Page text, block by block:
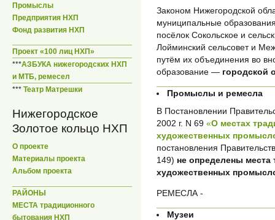
Промыслы
Предприятия НХП
Фонд развития НХП
Проект «100 лиц НХП»
***АЗБУКА нижегородских НХП
и МТБ, ремесел
*** Театр Матрешки
Нижегородское
Золотое кольцо НХП
О проекте
Материалы проекта
Альбом проекта
РАЙОНЫ
МЕСТА традиционного
бытования НХП
Законом Нижегородской
муниципальные
посёлок Сокольское и
Лойминский сельсовет и
путём их объединения во
образование — городской
Промыслы и ремесла
В Постановлении
2002 г. N 69 «О местах
художественных
постановления
149) не определены
художественных
РЕМЕСЛА -
Музеи